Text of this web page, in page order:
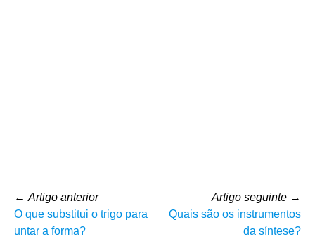
← Artigo anterior
O que substitui o trigo para
untar a forma?
Artigo seguinte →
Quais são os instrumentos
da síntese?